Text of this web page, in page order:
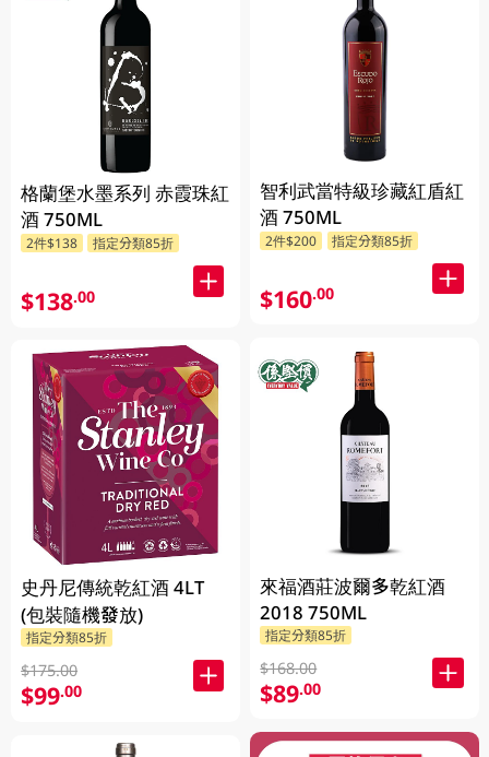
格蘭堡水墨系列 赤霞珠紅
酒 750ML
2件$138 指定分類85折
$138.00
史丹尼傳統乾紅酒 4LT
(包裝隨機發放)
指定分類85折
$175.00
$99.00
智利武當特級珍藏紅盾紅
酒 750ML
2件$200 指定分類85折
$160.00
來福酒莊波爾多乾紅酒
2018 750ML
指定分類85折
$168.00
$89.00